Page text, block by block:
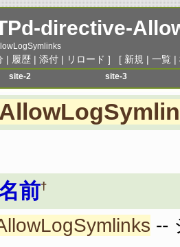
directive-
| 履歴 | 添付 | リロード ] [ 新規 | 一覧 |
site-2
2
3
site-3
menu-2
menu-3
前†
--